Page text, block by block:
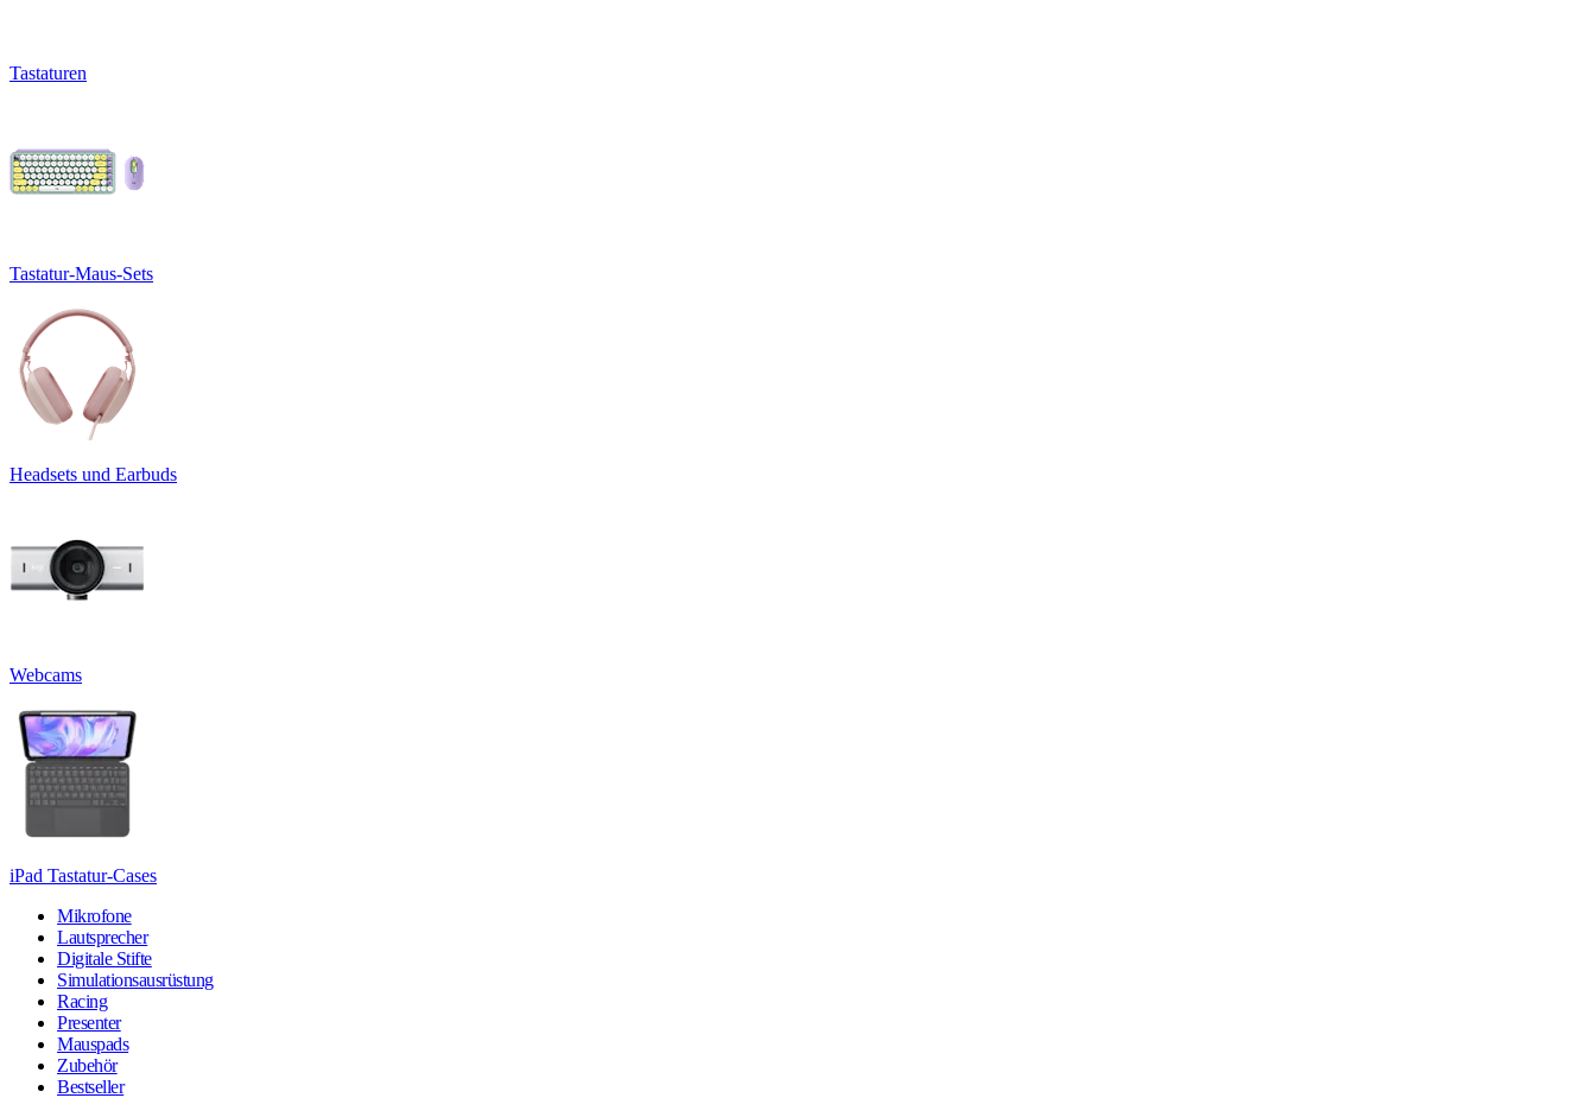
Tastaturen
Tastatur-Maus-Sets
Headsets und Earbuds
Webcams
iPad Tastatur-Cases
Mikrofone
Lautsprecher
Digitale Stifte
Simulationsausrüstung
Racing
Presenter
Mauspads
Zubehör
Bestseller